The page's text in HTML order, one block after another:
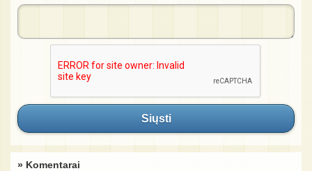
Siųsti
» Komentarai